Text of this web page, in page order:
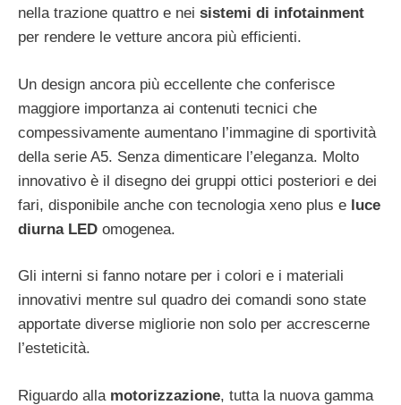
nella trazione quattro e nei sistemi di infotainment
per rendere le vetture ancora più efficienti.
Un design ancora più eccellente che conferisce
maggiore importanza ai contenuti tecnici che
compessivamente aumentano l’immagine di sportività
della serie A5. Senza dimenticare l’eleganza. Molto
innovativo è il disegno dei gruppi ottici posteriori e dei
fari, disponibile anche con tecnologia xeno plus e luce
diurna LED omogenea.
Gli interni si fanno notare per i colori e i materiali
innovativi mentre sul quadro dei comandi sono state
apportate diverse migliorie non solo per accrescerne
l’esteticità.
Riguardo alla motorizzazione, tutta la nuova gamma